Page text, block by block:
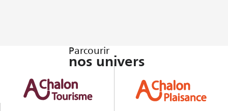
Parcourir
nos univers